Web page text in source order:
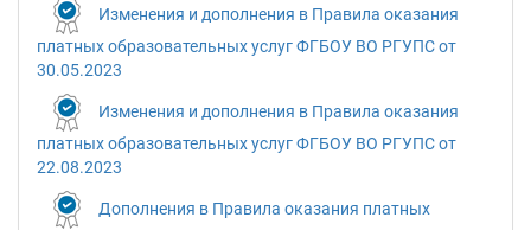
Изменения и дополнения в Правила оказания
платных образовательных услуг ФГБОУ ВО РГУПС от
30.05.2023
Изменения и дополнения в Правила оказания
платных образовательных услуг ФГБОУ ВО РГУПС от
22.08.2023
Дополнения в Правила оказания платных